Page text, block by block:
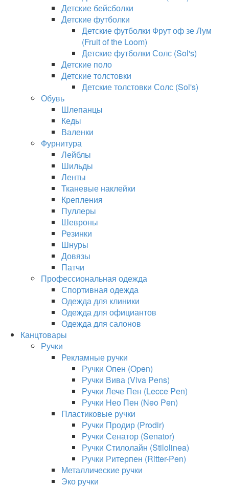
Детские бейсболки
Детские футболки
Детские футболки Фрут оф зе Лум
(Fruit of the Loom)
Детские футболки Солс (Sol's)
Детские поло
Детские толстовки
Детские толстовки Солс (Sol's)
Обувь
Шлепанцы
Кеды
Валенки
Фурнитура
Лейблы
Шильды
Ленты
Тканевые наклейки
Крепления
Пуллеры
Шевроны
Резинки
Шнуры
Довязы
Патчи
Профессиональная одежда
Спортивная одежда
Одежда для клиники
Одежда для официантов
Одежда для салонов
Канцтовары
Ручки
Рекламные ручки
Ручки Опен (Open)
Ручки Вива (Viva Pens)
Ручки Лече Пен (Lecce Pen)
Ручки Нео Пен (Neo Pen)
Пластиковые ручки
Ручки Продир (Prodir)
Ручки Сенатор (Senator)
Ручки Стилолайн (Stilolinea)
Ручки Ритерпен (Ritter-Pen)
Металлические ручки
Эко ручки